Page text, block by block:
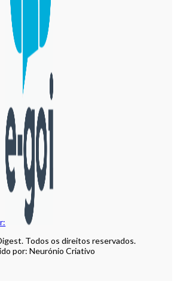
Todos os direitos reservados.
por: Neurónio Criativo